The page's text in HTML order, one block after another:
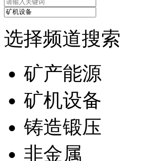
选择频道搜索
矿产能源
矿机设备
铸造锻压
非金属